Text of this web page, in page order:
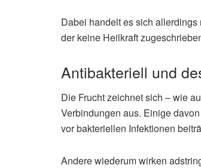
Dabei handelt es sich
der keine Heilkraft
Antibakteriell und
Die Frucht zeichnet sich – wie
Verbindungen aus. Einige
vor bakteriellen Infektionen
Andere wiederum wirken